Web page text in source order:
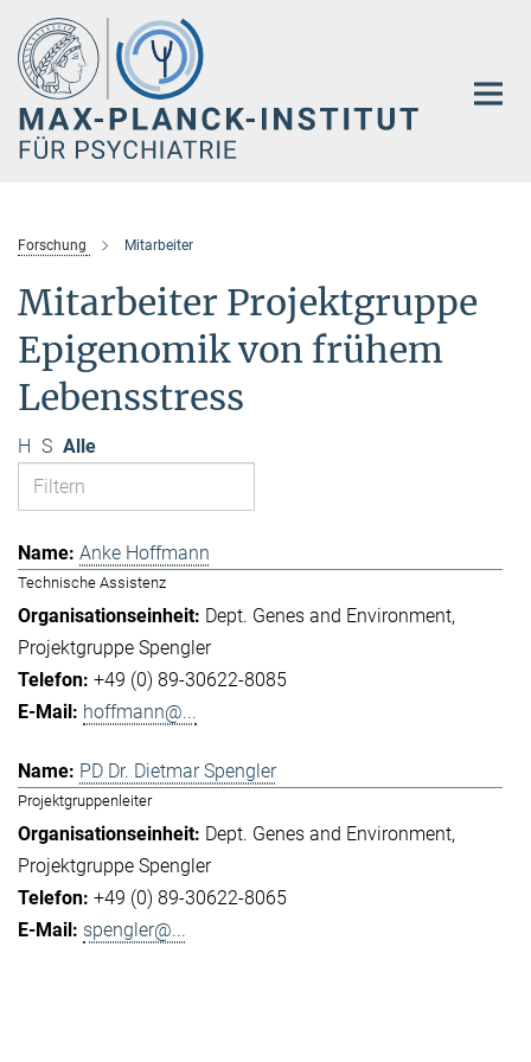
Hauptinhalt
Forschung Mitarbeiter
Mitarbeiter Projektgruppe
Epigenomik von frühem
Lebensstress
H S Alle
Anke Hoffmann
Technische Assistenz
Dept. Genes and Environment
Projektgruppe Spengler
+49 (0) 89-30622-8085
hoffmann@...
PD Dr. Dietmar Spengler
Projektgruppenleiter
Dept. Genes and Environment
Projektgruppe Spengler
+49 (0) 89-30622-8065
spengler@...